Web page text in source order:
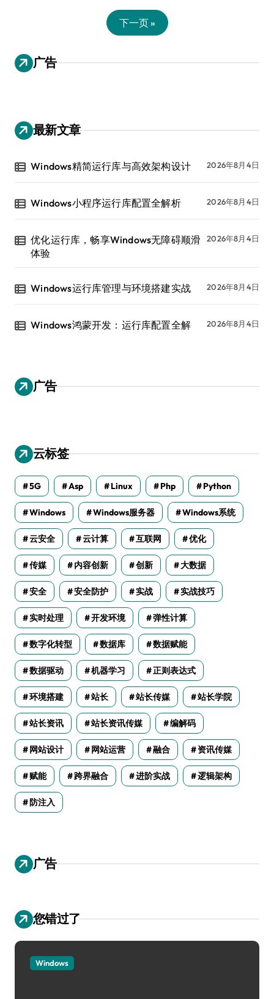
下一页 »
广告
最新文章
Windows精简运行库与高效架构设计 2026年8月4日
Windows小程序运行库配置全解析 2026年8月4日
优化运行库，畅享Windows无障碍顺滑
体验
2026年8月4日
Windows运行库管理与环境搭建实战 2026年8月4日
Windows鸿蒙开发：运行库配置全解 2026年8月4日
广告
云标签
5G Asp Linux Php Python
Windows Windows服务器 Windows系统
云安全 云计算 互联网 优化
传媒 内容创新 创新 大数据
安全 安全防护 实战 实战技巧
实时处理 开发环境 弹性计算
数字化转型 数据库 数据赋能
数据驱动 机器学习 正则表达式
环境搭建 站长 站长传媒 站长学院
站长资讯 站长资讯传媒 编解码
网站设计 网站运营 融合 资讯传媒
赋能 跨界融合 进阶实战 逻辑架构
防注入
广告
您错过了
Windows